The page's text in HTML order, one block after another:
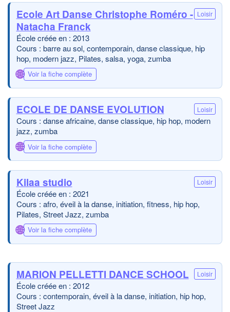
Ecole Art Danse Christophe Roméro -
Natacha Franck
Loisir
École créée en : 2013
Cours : barre au sol, contemporain, danse classique, hip
hop, modern jazz, Pilates, salsa, yoga, zumba
🌐 Voir la fiche complète
ECOLE DE DANSE EVOLUTION Loisir
Cours : danse africaine, danse classique, hip hop, modern
jazz, zumba
🌐 Voir la fiche complète
Kilaa studio Loisir
École créée en : 2021
Cours : afro, éveil à la danse, initiation, fitness, hip hop,
Pilates, Street Jazz, zumba
🌐 Voir la fiche complète
MARION PELLETTI DANCE SCHOOL Loisir
École créée en : 2012
Cours : contemporain, éveil à la danse, initiation, hip hop,
Street Jazz